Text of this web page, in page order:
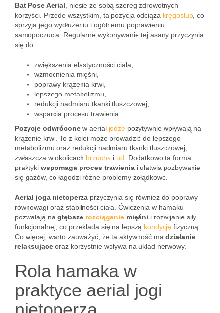
Bat Pose Aerial , niesie ze sobą szereg zdrowotnych
korzyści. Przede wszystkim, ta pozycja odciąża kręgosłup , co
sprzyja jego wydłużeniu i ogólnemu poprawieniu
samopoczucia. Regularne wykonywanie tej asany przyczynia
się do:
zwiększenia elastyczności ciała,
wzmocnienia mięśni,
poprawy krążenia krwi,
lepszego metabolizmu,
redukcji nadmiaru tkanki tłuszczowej,
wsparcia procesu trawienia.
Pozycje odwrócone w aerial jodze pozytywnie wpływają na
krążenie krwi. To z kolei może prowadzić do lepszego
metabolizmu oraz redukcji nadmiaru tkanki tłuszczowej,
zwłaszcza w okolicach brzucha i ud . Dodatkowo ta forma
praktyki wspomaga proces trawienia i ułatwia pozbywanie
się gazów, co łagodzi różne problemy żołądkowe.
Aerial joga nietoperza przyczynia się również do poprawy
równowagi oraz stabilności ciała. Ćwiczenia w hamaku
pozwalają na głębsze rozciąganie mięśni i rozwijanie siły
funkcjonalnej, co przekłada się na lepszą kondycję fizyczną.
Co więcej, warto zauważyć, że ta aktywność ma działanie
relaksujące oraz korzystnie wpływa na układ nerwowy.
Rola hamaka w
praktyce aerial jogi